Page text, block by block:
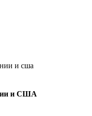
и сша
и США